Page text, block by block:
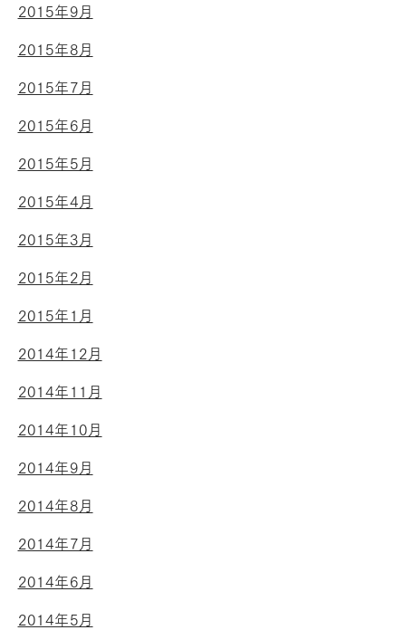
2015年9月
2015年8月
2015年7月
2015年6月
2015年5月
2015年4月
2015年3月
2015年2月
2015年1月
2014年12月
2014年11月
2014年10月
2014年9月
2014年8月
2014年7月
2014年6月
2014年5月